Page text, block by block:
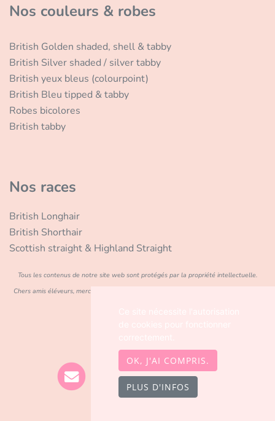
Nos couleurs & robes
British Golden shaded, shell & tabby
British Silver shaded / silver tabby
British yeux bleus (colourpoint)
British Bleu tipped & tabby
Robes bicolores
British tabby
Nos races
British Longhair
British Shorthair
Scottish straight & Highland Straight
Tous les contenus de notre site web sont protégés par la propriété intellectuelle.
Chers amis éléveurs, merci de trouver le courage de parler de votre travail, avec vos
OK, J'AI COMPRIS.
PLUS D'INFOS